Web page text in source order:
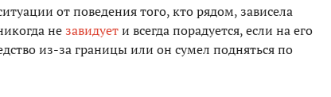
от поведения того, кто рядом, зависела
незавидуети всегда порадуется, если на его
из-за границы или он сумел подняться по